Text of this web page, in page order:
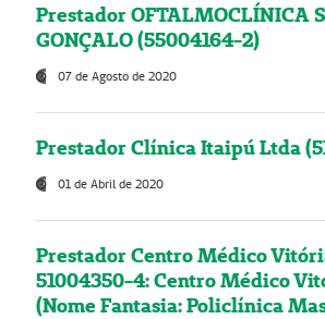
Prestador OFTALMOCLÍNICA
GONÇALO (55004164-2)
07 de Agosto de 2020
Prestador Clínica Itaipú Ltda
01 de Abril de 2020
Prestador Centro Médico
51004350-4: Centro Médico
(Nome Fantasia: Policlínica